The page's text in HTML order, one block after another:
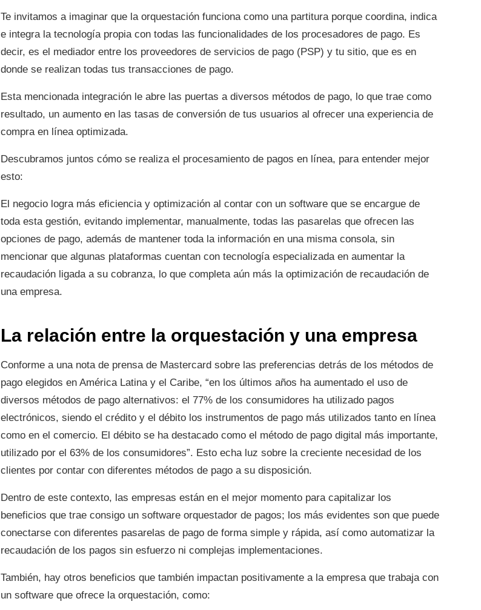
Te invitamos a imaginar que la orquestación funciona como una partitura porque coordina, indica
e integra la tecnología propia con todas las funcionalidades de los procesadores de pago. Es
decir, es el mediador entre los proveedores de servicios de pago (PSP) y tu sitio, que es en
donde se realizan todas tus transacciones de pago.
Esta mencionada integración le abre las puertas a diversos métodos de pago, lo que trae como
resultado, un aumento en las tasas de conversión de tus usuarios al ofrecer una experiencia de
compra en línea optimizada.
Descubramos juntos cómo se realiza el procesamiento de pagos en línea, para entender mejor
esto:
El negocio logra más eficiencia y optimización al contar con un software que se encargue de
toda esta gestión, evitando implementar, manualmente, todas las pasarelas que ofrecen las
opciones de pago, además de mantener toda la información en una misma consola, sin
mencionar que algunas plataformas cuentan con tecnología especializada en aumentar la
recaudación ligada a su cobranza, lo que completa aún más la optimización de recaudación de
una empresa.
La relación entre la orquestación y una empresa
Conforme a una nota de prensa de Mastercard sobre las preferencias detrás de los métodos de
pago elegidos en América Latina y el Caribe, “en los últimos años ha aumentado el uso de
diversos métodos de pago alternativos: el 77% de los consumidores ha utilizado pagos
electrónicos, siendo el crédito y el débito los instrumentos de pago más utilizados tanto en línea
como en el comercio. El débito se ha destacado como el método de pago digital más importante,
utilizado por el 63% de los consumidores”. Esto echa luz sobre la creciente necesidad de los
clientes por contar con diferentes métodos de pago a su disposición.
Dentro de este contexto, las empresas están en el mejor momento para capitalizar los
beneficios que trae consigo un software orquestador de pagos; los más evidentes son que puede
conectarse con diferentes pasarelas de pago de forma simple y rápida, así como automatizar la
recaudación de los pagos sin esfuerzo ni complejas implementaciones.
También, hay otros beneficios que también impactan positivamente a la empresa que trabaja con
un software que ofrece la orquestación, como: